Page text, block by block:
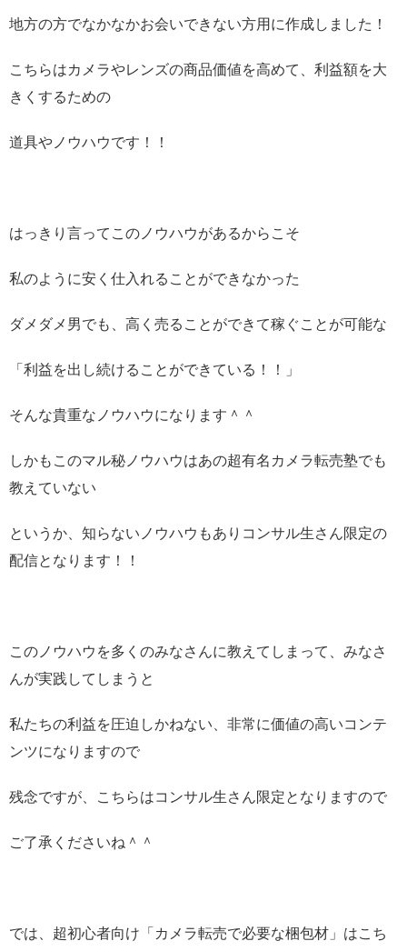
地方の方でなかなかお会いできない方用に作成しました！
こちらはカメラやレンズの商品価値を高めて、利益額を大
きくするための
道具やノウハウです！！
はっきり言ってこのノウハウがあるからこそ
私のように安く仕入れることができなかった
ダメダメ男でも、高く売ることができて稼ぐことが可能な
「利益を出し続けることができている！！」
そんな貴重なノウハウになります＾＾
しかもこのマル秘ノウハウはあの超有名カメラ転売塾でも
教えていない
というか、知らないノウハウもありコンサル生さん限定の
配信となります！！
このノウハウを多くのみなさんに教えてしまって、みなさ
んが実践してしまうと
私たちの利益を圧迫しかねない、非常に価値の高いコンテ
ンツになりますので
残念ですが、こちらはコンサル生さん限定となりますので
ご了承くださいね＾＾
では、超初心者向け「カメラ転売で必要な梱包材」はこち